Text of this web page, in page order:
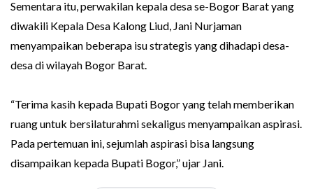
Sementara itu, perwakilan kepala desa se-Bogor Barat yang
diwakili Kepala Desa Kalong Liud, Jani Nurjaman
menyampaikan beberapa isu strategis yang dihadapi desa-
desa di wilayah Bogor Barat.
“Terima kasih kepada Bupati Bogor yang telah memberikan
ruang untuk bersilaturahmi sekaligus menyampaikan aspirasi.
Pada pertemuan ini, sejumlah aspirasi bisa langsung
disampaikan kepada Bupati Bogor,” ujar Jani.